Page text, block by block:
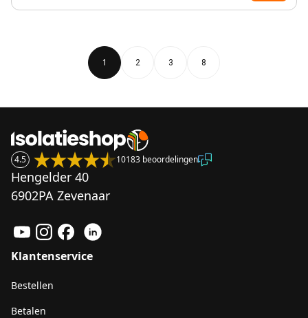
1 2 3 8
4.5 10183 beoordelingen
Hengelder 40
6902PA Zevenaar
Klantenservice
Bestellen
Betalen